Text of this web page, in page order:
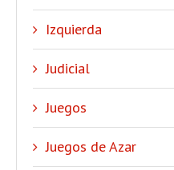
Izquierda
Judicial
Juegos
Juegos de Azar